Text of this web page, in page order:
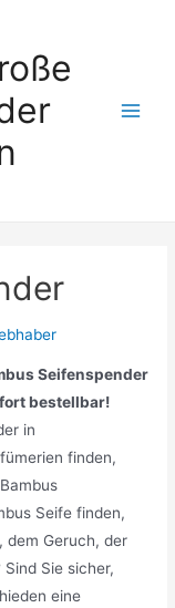
Seifenspender
bestellbar!
in
finden,
Seife finden,
dem Geruch, der
Sie sicher,
eine